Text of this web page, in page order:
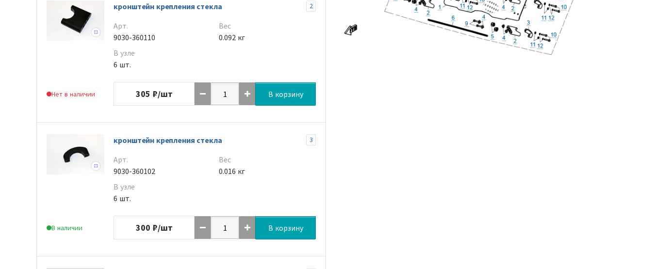
Нет в наличии
кронштейн крепления стекла 2
Арт.
9030-360110
В узле
6 шт.
Вес
0.092 кг
305 ₽/шт В корзину
В наличии
кронштейн крепления стекла 3
Арт.
9030-360102
В узле
6 шт.
Вес
0.016 кг
300 ₽/шт В корзину